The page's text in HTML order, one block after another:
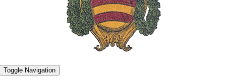
Toggle Navigation